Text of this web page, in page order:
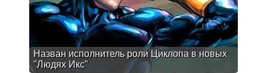
Назван исполнитель роли Циклопа в новых
"Людях Икс"